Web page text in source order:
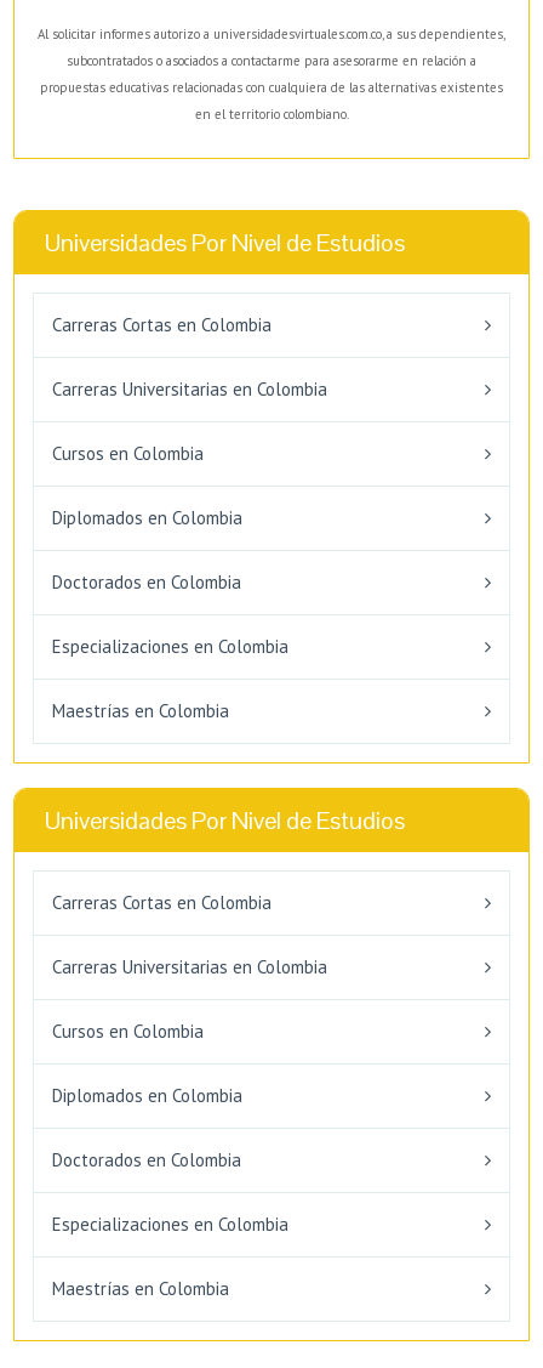
Al solicitar informes autorizo a universidadesvirtuales.com.co, a sus dependientes,
subcontratados o asociados a contactarme para asesorarme en relación a
propuestas educativas relacionadas con cualquiera de las alternativas existentes
en el territorio colombiano.
Universidades Por Nivel de Estudios
Carreras Cortas en Colombia
Carreras Universitarias en Colombia
Cursos en Colombia
Diplomados en Colombia
Doctorados en Colombia
Especializaciones en Colombia
Maestrías en Colombia
Universidades Por Nivel de Estudios
Carreras Cortas en Colombia
Carreras Universitarias en Colombia
Cursos en Colombia
Diplomados en Colombia
Doctorados en Colombia
Especializaciones en Colombia
Maestrías en Colombia